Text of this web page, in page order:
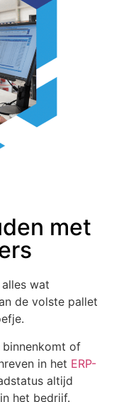
met
wat
de volste pallet
of
in het ERP-
altijd
het bedrijf.